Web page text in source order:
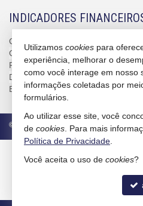
INDICADORES
CUB /
CUB /SCvariação
0,95%
Poupança
0,6738%
Dólar Comercial
R$ 5,09
Euro
R$ 5,88
© 2026 CRECI/SC 4586-J Política
Utilizamos cookies para
experiência, melhorar o
como você interage em nosso
informações coletadas por
formulários.
Ao utilizar esse site, você
de cookies . Para mais
Política de Privacidade
Você aceita o uso de cookies?